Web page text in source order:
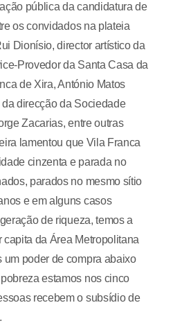
pública da candidatura de
os convidados na plateia
Dionísio, director artístico da
Provedor da Santa Casa da
de Xira, António Matos
direcção da Sociedade
Zacarias, entre outras
lamentou que Vila Franca
cinzenta e parada no
parados no mesmo sítio
e em alguns casos
de riqueza, temos a
da Área Metropolitana
um poder de compra abaixo
estamos nos cinco
recebem o subsídio de